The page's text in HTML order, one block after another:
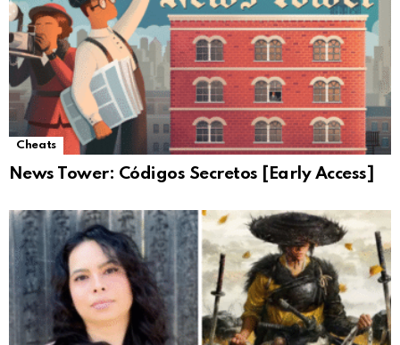
Cheats
News Tower: Códigos Secretos [Early Access]